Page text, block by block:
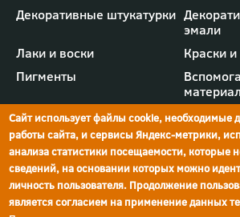
г.Ростов-на-Дону,
ул.Мечникова, д.134
Футер
-
меню
"Товары"
Декоративные штукатурки
эмали
Лаки и воски
Краски и
Пигменты
Политика
Сайт использует файлы cookie, необходимые
работы сайта, и сервисы Яндекс-метрики,
анализа статистики посещаемости, которые
сведений, на основании которых можно
личность пользователя. Продолжение
является согласием на применение данных